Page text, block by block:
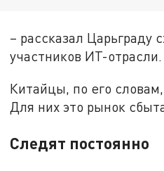
– рассказал Царьграду
участников ИТ-отрасли.
Китайцы, по его
Для них это рынок
Следят постоянно